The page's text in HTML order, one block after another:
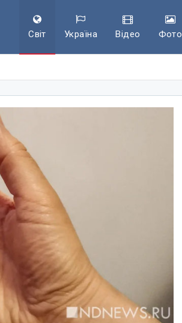
Світ Україна Відео Фото